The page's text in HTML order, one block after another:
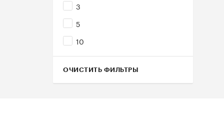
3
5
10
ОЧИСТИТЬ ФИЛЬТРЫ